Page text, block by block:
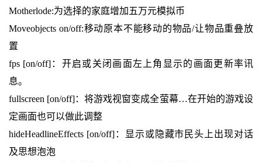
Motherlode:为选择的家庭增加五万元模拟币
Moveobjects on/off:移动原本不能移动的物品/让物品重叠放
置
fps [on/off]：开启或关闭画面左上角显示的画面更新率讯
息。
fullscreen [on/off]：将游戏视窗变成全萤幕…在开始的游戏设
定画面也可以做此调整
hideHeadlineEffects [on/off]：显示或隐藏市民头上出现对话
及思想泡泡